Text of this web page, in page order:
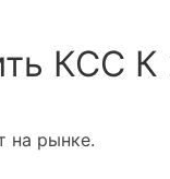
КСС К
на рынке.